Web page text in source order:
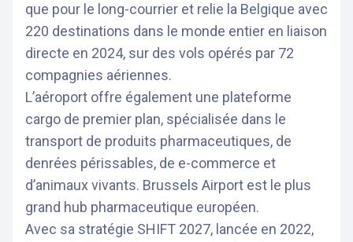
que pour le long-courrier et relie la Belgique avec
220 destinations dans le monde entier en liaison
directe en 2024, sur des vols opérés par 72
compagnies aériennes.
L’aéroport offre également une plateforme
cargo de premier plan, spécialisée dans le
transport de produits pharmaceutiques, de
denrées périssables, de e-commerce et
d’animaux vivants. Brussels Airport est le plus
grand hub pharmaceutique européen.
Avec sa stratégie SHIFT 2027, lancée en 2022,